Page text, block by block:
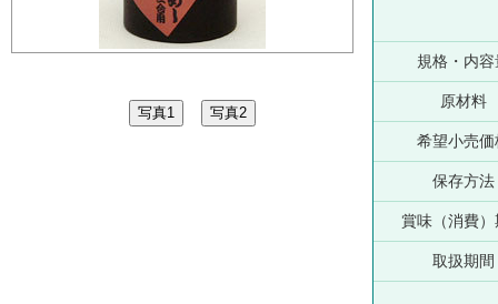
規格・内容
原材料
希望小売価
保存方法
賞味（消費）
取扱期間